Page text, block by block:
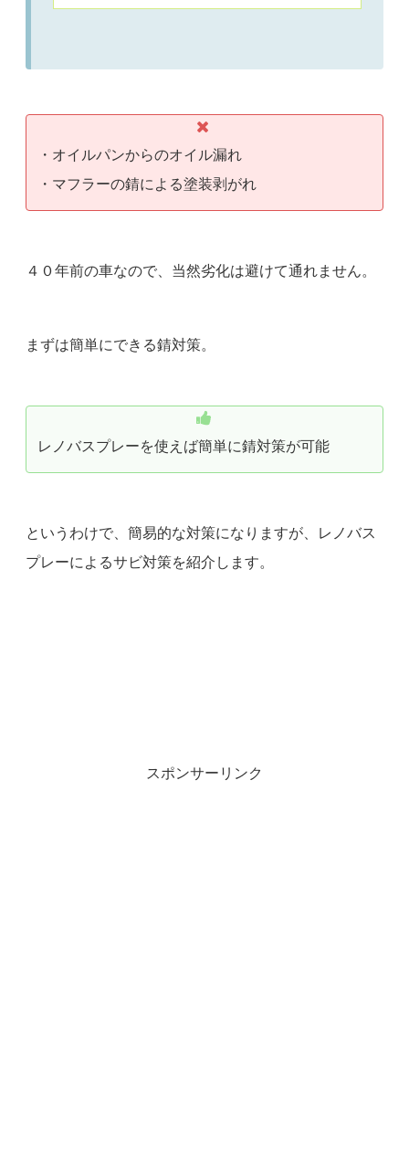
・オイルパンからのオイル漏れ
・マフラーの錆による塗装剥がれ
４０年前の車なので、当然劣化は避けて通れません。
まずは簡単にできる錆対策。
レノバスプレーを使えば簡単に錆対策が可能
というわけで、簡易的な対策になりますが、レノバス
プレーによるサビ対策を紹介します。
スポンサーリンク